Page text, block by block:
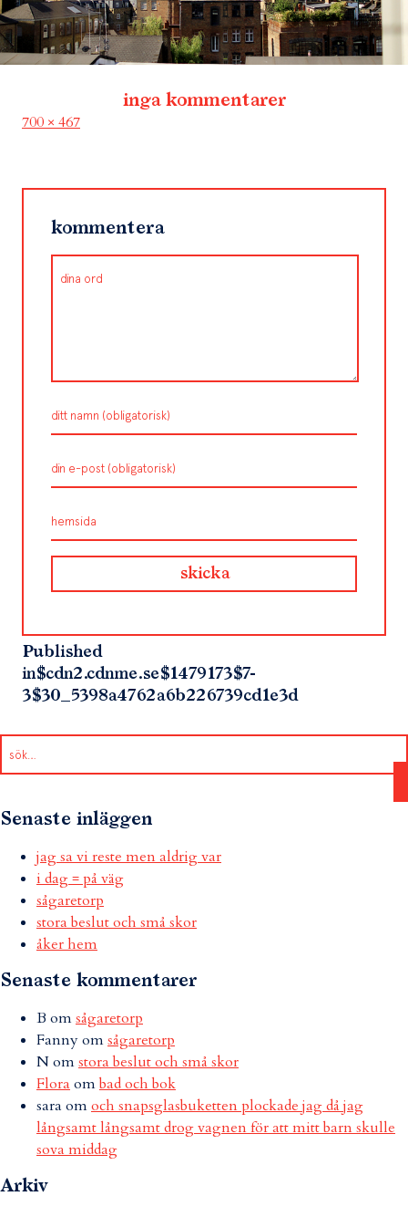
inga kommentarer
Full
700 × 467
kommentera
Published
in$cdn2.cdnme.se$1479173$7-
3$30_5398a4762a6b226739cd1e3d
Senaste inläggen
jag sa vi reste men aldrig var
i dag = på väg
sågaretorp
stora beslut och små skor
åker hem
Senaste kommentarer
B omsågaretorp
Fannyomsågaretorp
Nomstora beslut och små skor
Flora ombad och bok
sara omoch snapsglasbuketten plockade jag då jag
långsamt långsamt drog vagnen för att mitt barn skulle
sova middag
Arkiv